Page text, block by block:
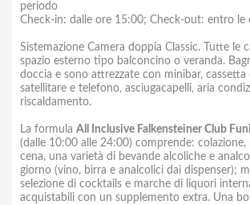
periodo
Check-in: dalle ore 15:00; Check-out: entro le
Sistemazione Camera doppia Classic. Tutte le
spazio esterno tipo balconcino o veranda.
doccia e sono attrezzate con minibar, cassetta
satellitare e telefono, asciugacapelli, aria
riscaldamento.
La formula All Inclusive Falkensteiner Club
(dalle 10:00 alle 24:00) comprende: colazione,
cena, una varietà di bevande alcoliche e
giorno (vino, birra e analcolici dai dispenser);
selezione di cocktails e marche di liquori
acquistabili con un supplemento extra. Una